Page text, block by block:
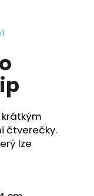
čtverečky.
lze